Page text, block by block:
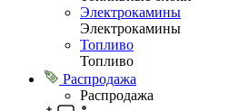
Электрокамины
Электрокамины
Топливо
Топливо
Распродажа
Распродажа